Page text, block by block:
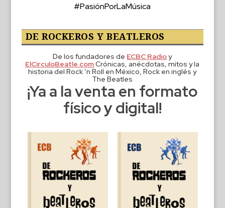
#PasiónPorLaMúsica
DE ROCKEROS Y BEATLEROS
De los fundadores de ECBC Radioy
ElCirculoBeatle.comCrónicas, anécdotas, mitos y la
historia del Rock ‘n Roll en México, Rock en inglés y
The Beatles
¡Ya a la venta en formato
físico y digital!